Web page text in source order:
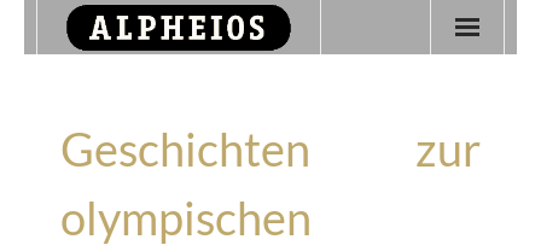
Über Alpheios
Olympische Philatelie
Geschichten zur
olympischen